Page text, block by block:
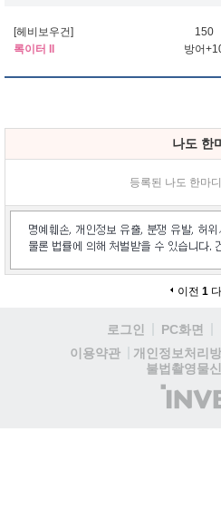
[헤비보우건]
록이터 II
150
방어
나도 한
등록된 나도 한마
이전 1
로그인 PC화면
이용약관
개인정보처리
불법촬영물
(
인